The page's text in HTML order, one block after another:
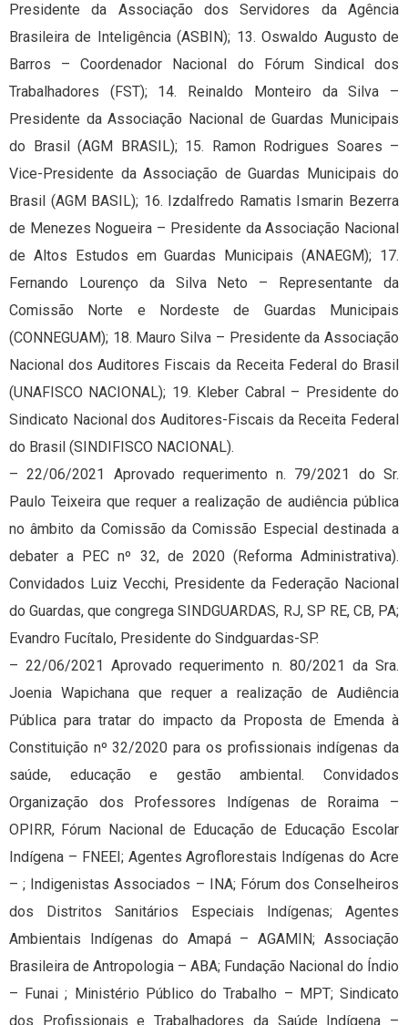
Presidente da Associação dos Servidores da Agência
Brasileira de Inteligência (ASBIN); 13. Oswaldo Augusto de
Barros – Coordenador Nacional do Fórum Sindical dos
Trabalhadores (FST); 14. Reinaldo Monteiro da Silva –
Presidente da Associação Nacional de Guardas Municipais
do Brasil (AGM BRASIL); 15. Ramon Rodrigues Soares –
Vice-Presidente da Associação de Guardas Municipais do
Brasil (AGM BASIL); 16. Izdalfredo Ramatis Ismarin Bezerra
de Menezes Nogueira – Presidente da Associação Nacional
de Altos Estudos em Guardas Municipais (ANAEGM); 17.
Fernando Lourenço da Silva Neto – Representante da
Comissão Norte e Nordeste de Guardas Municipais
(CONNEGUAM); 18. Mauro Silva – Presidente da Associação
Nacional dos Auditores Fiscais da Receita Federal do Brasil
(UNAFISCO NACIONAL); 19. Kleber Cabral – Presidente do
Sindicato Nacional dos Auditores-Fiscais da Receita Federal
do Brasil (SINDIFISCO NACIONAL).
– 22/06/2021 Aprovado requerimento n. 79/2021 do Sr.
Paulo Teixeira que requer a realização de audiência pública
no âmbito da Comissão da Comissão Especial destinada a
debater a PEC nº 32, de 2020 (Reforma Administrativa).
Convidados Luiz Vecchi, Presidente da Federação Nacional
do Guardas, que congrega SINDGUARDAS, RJ, SP RE, CB, PA;
Evandro Fucítalo, Presidente do Sindguardas-SP.
– 22/06/2021 Aprovado requerimento n. 80/2021 da Sra.
Joenia Wapichana que requer a realização de Audiência
Pública para tratar do impacto da Proposta de Emenda à
Constituição nº 32/2020 para os profissionais indígenas da
saúde, educação e gestão ambiental. Convidados
Organização dos Professores Indígenas de Roraima –
OPIRR, Fórum Nacional de Educação de Educação Escolar
Indígena – FNEEI; Agentes Agroflorestais Indígenas do Acre
– ; Indigenistas Associados – INA; Fórum dos Conselheiros
dos Distritos Sanitários Especiais Indígenas; Agentes
Ambientais Indígenas do Amapá – AGAMIN; Associação
Brasileira de Antropologia – ABA; Fundação Nacional do Índio
– Funai ; Ministério Público do Trabalho – MPT; Sindicato
dos Profissionais e Trabalhadores da Saúde Indígena –